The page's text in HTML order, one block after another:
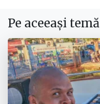
Pe aceeași temă